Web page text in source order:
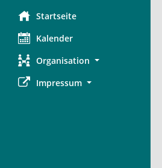
Startseite
Kalender
Organisation
Impressum